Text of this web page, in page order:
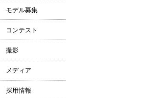
モデル募集
コンテスト
撮影
メディア
採用情報